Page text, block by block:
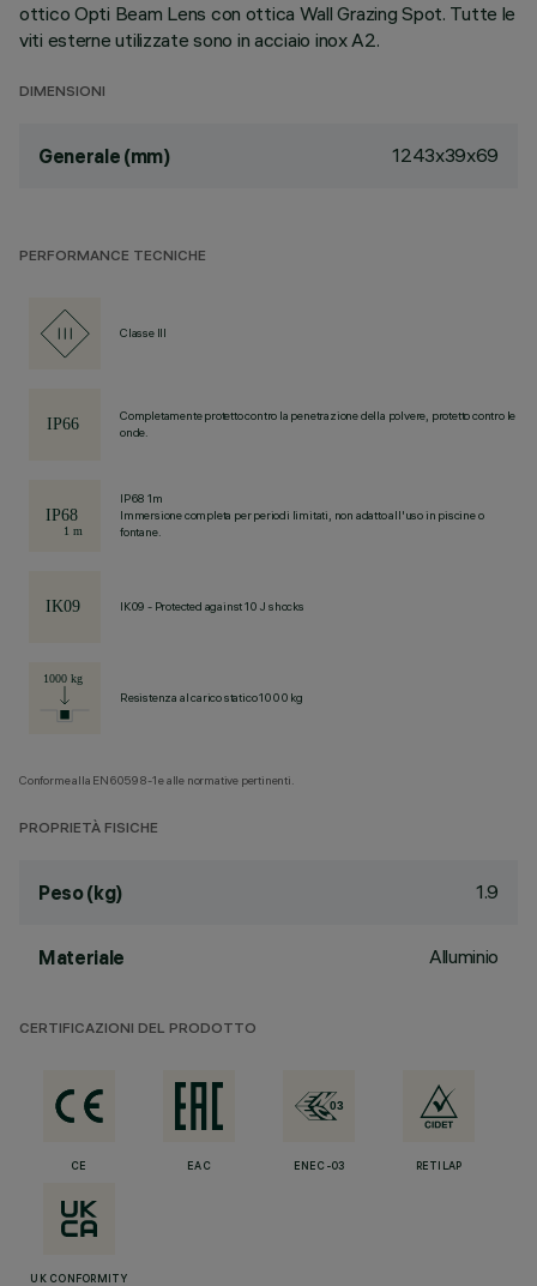
ottico Opti Beam Lens con ottica Wall Grazing Spot. Tutte le
viti esterne utilizzate sono in acciaio inox A2.
DIMENSIONI
Generale (mm) 1243x39x69
PERFORMANCE TECNICHE
Classe III
Completamente protetto contro la penetrazione della polvere, protetto contro le
onde.
IP68 1m
Immersione completa per periodi limitati, non adatto all'uso in piscine o
fontane.
IK09 - Protected against 10 J shocks
Resistenza al carico statico 1000 kg
Conforme alla EN60598-1 e alle normative pertinenti.
PROPRIETÀ FISICHE
Peso (kg) 1.9
Materiale Alluminio
CERTIFICAZIONI DEL PRODOTTO
CE EAC ENEC-03 RETILAP
UK CONFORMITY